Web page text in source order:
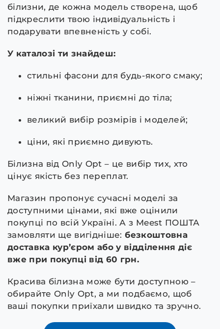
білизни, де кожна модель створена, щоб
підкреслити твою індивідуальність і
подарувати впевненість у собі.
У каталозі ти знайдеш:
стильні фасони для будь-якого смаку;
ніжні тканини, приємні до тіла;
великий вибір розмірів і моделей;
ціни, які приємно дивують.
Білизна від Only Opt – це вибір тих, хто
цінує якість без переплат.
Магазин пропонує сучасні моделі за
доступними цінами, які вже оцінили
покупці по всій Україні. А з Meest ПОШТА
замовляти ще вигідніше:безкоштовна
доставка кур’єром або у відділення діє
вже при покупці від 60 грн.
Красива білизна може бути доступною –
обирайте Only Opt, а ми подбаємо, щоб
ваші покупки приїхали швидко та зручно.